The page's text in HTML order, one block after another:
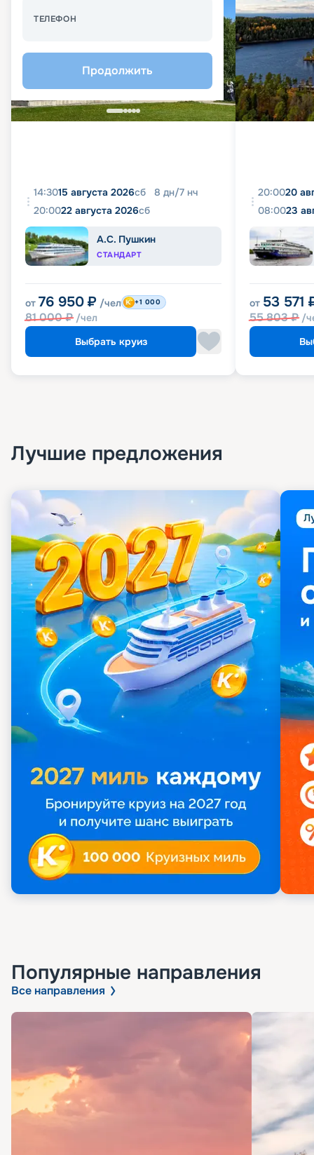
ТЕЛЕФОН
Продолжить
14:3015 августа 2026сб 8 дн/7 нч
20:0022 августа 2026сб
А.С. Пушкин
СТАНДАРТ
от 76 950 ₽ /чел
81 000₽ /чел
+1 000
Выбрать круиз
20:0020
08:0023
от 53 571
55 803₽ /
Лучшие предложения
Популярные направления
Все направления